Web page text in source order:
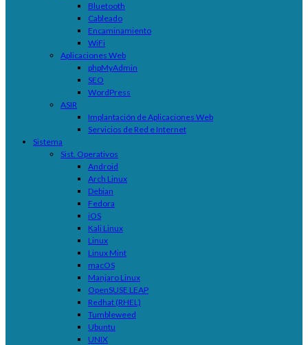
Bluetooth
Cableado
Encaminamiento
WiFi
Aplicaciones Web
phpMyAdmin
SEO
WordPress
ASIR
Implantación de Aplicaciones Web
Servicios de Red e Internet
Sistema
Sist. Operativos
Android
Arch Linux
Debian
Fedora
iOS
Kali Linux
Linux
Linux Mint
macOS
Manjaro Linux
OpenSUSE LEAP
Redhat (RHEL)
Tumbleweed
Ubuntu
UNIX